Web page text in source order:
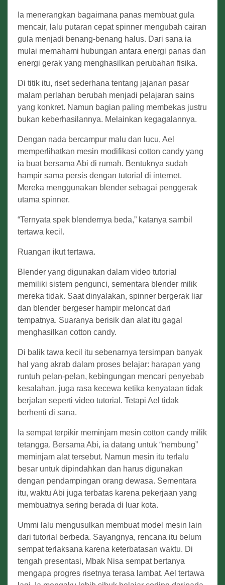
Ia menerangkan bagaimana panas membuat gula
mencair, lalu putaran cepat spinner mengubah cairan
gula menjadi benang-benang halus. Dari sana ia
mulai memahami hubungan antara energi panas dan
energi gerak yang menghasilkan perubahan fisika.
Di titik itu, riset sederhana tentang jajanan pasar
malam perlahan berubah menjadi pelajaran sains
yang konkret. Namun bagian paling membekas justru
bukan keberhasilannya. Melainkan kegagalannya.
Dengan nada bercampur malu dan lucu, Ael
memperlihatkan mesin modifikasi cotton candy yang
ia buat bersama Abi di rumah. Bentuknya sudah
hampir sama persis dengan tutorial di internet.
Mereka menggunakan blender sebagai penggerak
utama spinner.
“Ternyata spek blendernya beda,” katanya sambil
tertawa kecil.
Ruangan ikut tertawa.
Blender yang digunakan dalam video tutorial
memiliki sistem pengunci, sementara blender milik
mereka tidak. Saat dinyalakan, spinner bergerak liar
dan blender bergeser hampir meloncat dari
tempatnya. Suaranya berisik dan alat itu gagal
menghasilkan cotton candy.
Di balik tawa kecil itu sebenarnya tersimpan banyak
hal yang akrab dalam proses belajar: harapan yang
runtuh pelan-pelan, kebingungan mencari penyebab
kesalahan, juga rasa kecewa ketika kenyataan tidak
berjalan seperti video tutorial. Tetapi Ael tidak
berhenti di sana.
Ia sempat terpikir meminjam mesin cotton candy milik
tetangga. Bersama Abi, ia datang untuk “nembung”
meminjam alat tersebut. Namun mesin itu terlalu
besar untuk dipindahkan dan harus digunakan
dengan pendampingan orang dewasa. Sementara
itu, waktu Abi juga terbatas karena pekerjaan yang
membuatnya sering berada di luar kota.
Ummi lalu mengusulkan membuat model mesin lain
dari tutorial berbeda. Sayangnya, rencana itu belum
sempat terlaksana karena keterbatasan waktu. Di
tengah presentasi, Mbak Nisa sempat bertanya
mengapa progres risetnya terasa lambat. Ael tertawa